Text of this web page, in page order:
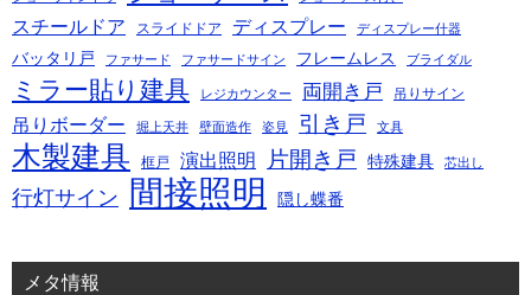
スチールドア スライドドア ディスプレー ディスプレー什器
バッタリ戸 ファサード ファサードサイン フレームレス ブライダル
ミラー貼り建具 レジカウンター 両開き戸 吊りサイン
吊りボーダー 堀上天井 壁面造作 姿見 引き戸 文具
木製建具 框戸 演出照明 片開き戸 特殊建具 芯出し
行灯サイン 間接照明 隠し蝶番
メタ情報